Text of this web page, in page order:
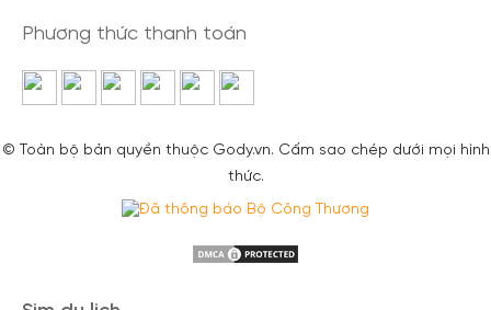
Phương thức thanh toán
© Toàn bộ bản quyền thuộc Gody.vn. Cấm sao chép dưới mọi hình
thức.